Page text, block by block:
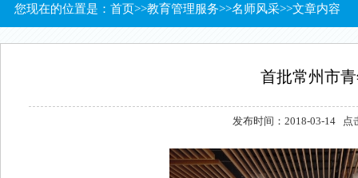
您现在的位置是： 首页>>教育管理服务>>名师风采>>文章内容
首批常州市
发布时间：2018-03-14 点